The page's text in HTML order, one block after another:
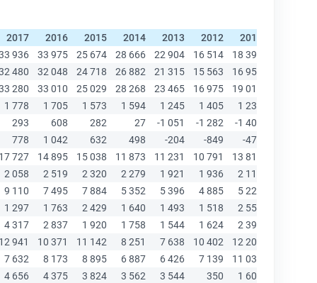
2017 2016 2015 2014 2013 2012 2011